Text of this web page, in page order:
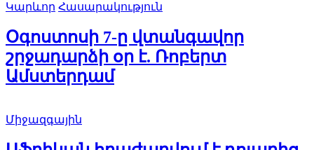
Կարևոր Հասարակություն
Օգոստոսի 7-ը վտանգավոր
շրջադարձի օր է. Ռոբերտ
Ամստերդամ
Միջազգային